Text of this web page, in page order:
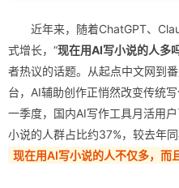
近年来，随着ChatGPT、
式增长，“现在用AI写小说的人多
者热议的话题。从起点中文网到
台，AI辅助创作正悄然改变传统
一季度，国内AI写作工具月活用
小说的人群占比约37%，较去年
现在用AI写小说的人不仅多，而